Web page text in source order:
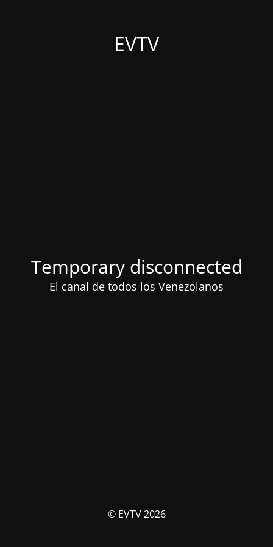
EVTV
Temporary disconnected
El canal de todos los Venezolanos
© EVTV 2026